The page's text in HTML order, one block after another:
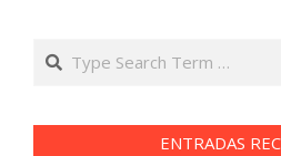
Search
ENTRADAS